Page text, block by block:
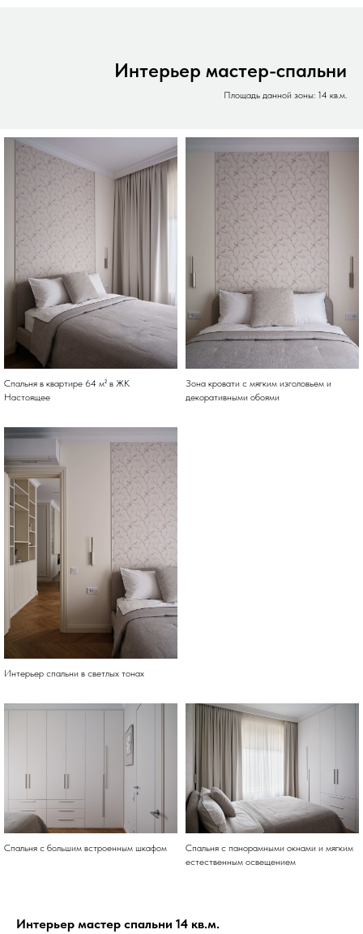
Интерьер мастер-спальни
Площадь данной зоны: 14 кв.м.
Спальня в квартире 64 м² в ЖК
Настоящее
Зона кровати с мягким изголовьем и
декоративными обоями
Интерьер спальни в светлых тонах
Спальня с большим встроенным шкафом
Спальня с панорамными окнами и мягким
естественным освещением
Интерьер мастер спальни 14 кв.м.